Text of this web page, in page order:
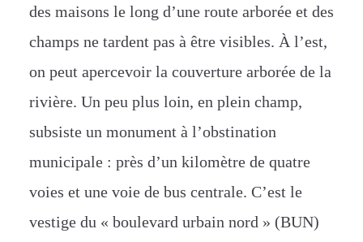
des maisons le long d’une route arborée et des
champs ne tardent pas à être visibles. À l’est,
on peut apercevoir la couverture arborée de la
rivière. Un peu plus loin, en plein champ,
subsiste un monument à l’obstination
municipale : près d’un kilomètre de quatre
voies et une voie de bus centrale. C’est le
vestige du « boulevard urbain nord » (BUN)